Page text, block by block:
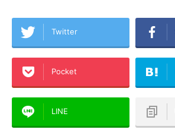
Twitter
Pocket
LINE